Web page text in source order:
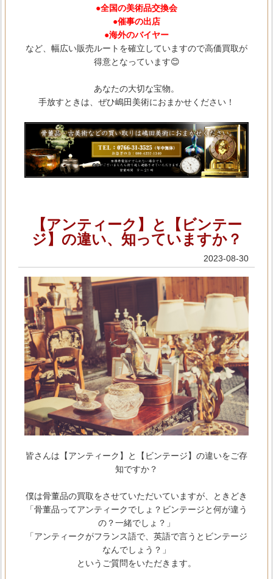
●全国の美術品交換会
●催事の出店
●海外のバイヤー
など、幅広い販売ルートを確立していますので高価買取が
得意となっています😊
あなたの大切な宝物。
手放すときは、ぜひ嶋田美術におまかせください！
【アンティーク】と【ビンテー
ジ】の違い、知っていますか？
2023-08-30
皆さんは【アンティーク】と【ビンテージ】の違いをご存
知ですか？
僕は骨董品の買取をさせていただいていますが、ときどき
「骨董品ってアンティークでしょ？ビンテージと何が違う
の？一緒でしょ？」
「アンティークがフランス語で、英語で言うとビンテージ
なんでしょう？」
というご質問をいただきます。